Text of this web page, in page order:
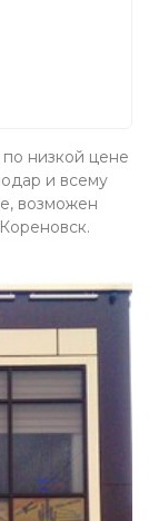
низкой цене
и всему
возможен